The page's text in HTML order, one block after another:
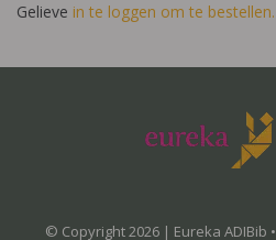
Gelieve in te loggen om te bestellen.
© Copyright 2026 | Eureka ADIBib •